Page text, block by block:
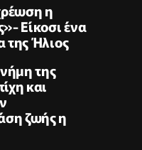
η
Είκοσι ένα
της Ήλιος
της
και
ζωής η